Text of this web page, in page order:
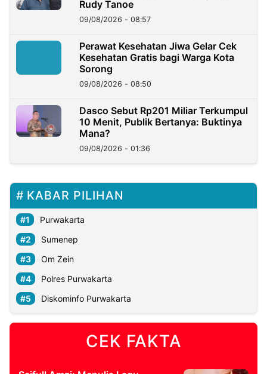
Rudy Tanoe
09/08/2026 - 08:57
Perawat Kesehatan Jiwa Gelar Cek
Kesehatan Gratis bagi Warga Kota
Sorong
09/08/2026 - 08:50
Dasco Sebut Rp201 Miliar Terkumpul
10 Menit, Publik Bertanya: Buktinya
Mana?
09/08/2026 - 01:36
KABAR PILIHAN
Purwakarta
Sumenep
Om Zein
Polres Purwakarta
Diskominfo Purwakarta
CEK FAKTA